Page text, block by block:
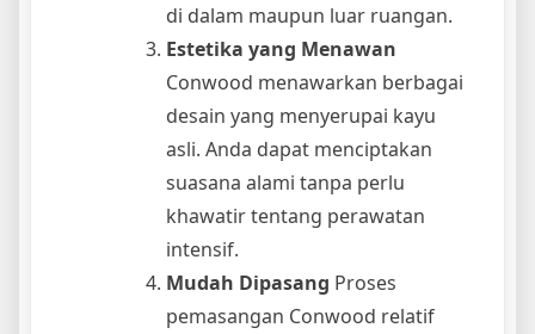
di dalam maupun luar ruangan.
Estetika yang Menawan
Conwood menawarkan berbagai
desain yang menyerupai kayu
asli. Anda dapat menciptakan
suasana alami tanpa perlu
khawatir tentang perawatan
intensif.
Mudah Dipasang Proses
pemasangan Conwood relatif